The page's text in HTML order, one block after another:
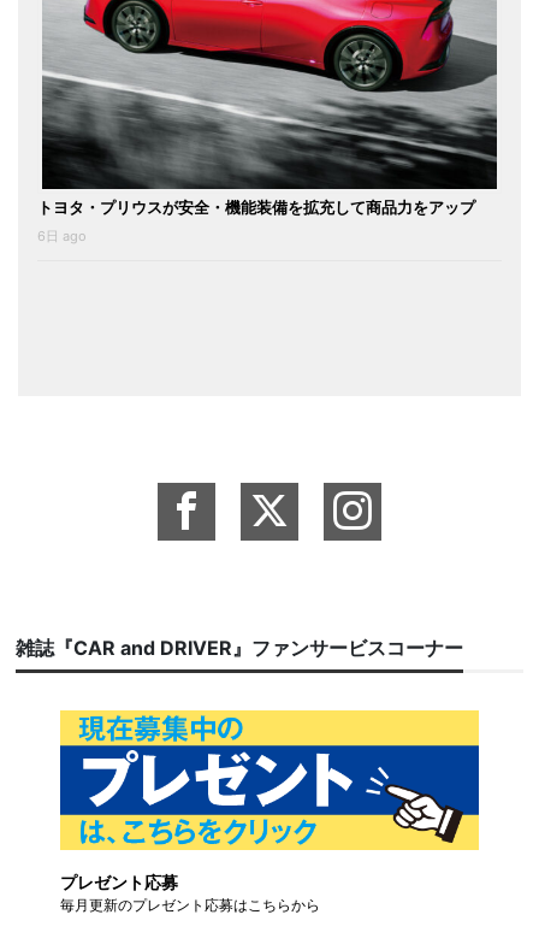
トヨタ・プリウスが安全・機能装備を拡充して商品力をアップ
6日 ago
雑誌『CAR and DRIVER』ファンサービスコーナー
プレゼント応募
毎月更新のプレゼント応募はこちらから